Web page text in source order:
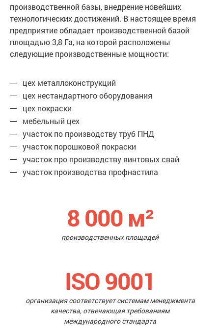
производственной базы, внедрение новейших
технологических достижений. В настоящее время
предприятие обладает производственной базой
площадью 3,8 Га, на которой расположены
следующие производственные мощности:
цех металлоконструкций
цех нестандартного оборудования
цех покраски
мебельный цех
участок по производству труб ПНД
участок порошковой покраски
участок про производству винтовых свай
участок производства профнастила
8 000 м²
производственных площадей
ISO 9001
организация соответствует системам менеджмента
качества, отвечающая требованиям
международного стандарта